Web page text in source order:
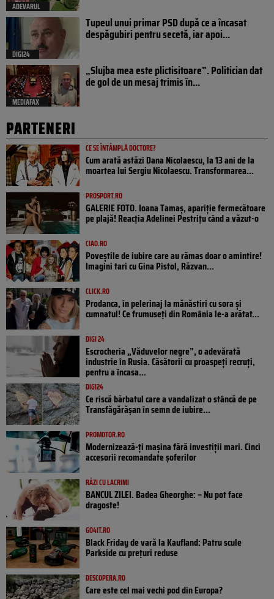
ADEVARUL
DIGI24
Tupeul unui primar PSD după ce a încasat
despăgubiri pentru secetă, iar apoi...
MEDIAFAX
„Slujba mea este plictisitoare”. Politician dat
de gol de un mesaj trimis în...
PARTENERI
CE SE ÎNTÂMPLĂ DOCTORE?
Cum arată astăzi Dana Nicolaescu, la 13 ani de la
moartea lui Sergiu Nicolaescu. Transformarea...
PROSPORT.RO
GALERIE FOTO. Ioana Tamaş, apariție fermecătoare
pe plajă! Reacția Adelinei Pestrițu când a văzut-o
CIAO.RO
Poveştile de iubire care au rămas doar o amintire!
Imagini tari cu Gina Pistol, Răzvan...
CLICK.RO
Prodanca, în pelerinaj la mănăstiri cu sora și
cumnatul! Ce frumuseți din România le-a arătat...
DIGI 24
Escrocheria „Văduvelor negre”, o adevărată
industrie în Rusia. Căsătorii cu proaspeți recruți,
pentru a încasa...
DIGI24
Ce riscă bărbatul care a vandalizat o stâncă de pe
Transfăgărășan în semn de iubire...
PROMOTOR.RO
Modernizează-ți mașina fără investiții mari. Cinci
accesorii recomandate șoferilor
RÂZI CU LACRIMI
BANCUL ZILEI. Badea Gheorghe: – Nu pot face
dragoste!
GO4IT.RO
Black Friday de vară la Kaufland: Patru scule
Parkside cu prețuri reduse
DESCOPERA.RO
Care este cel mai vechi pod din Europa?